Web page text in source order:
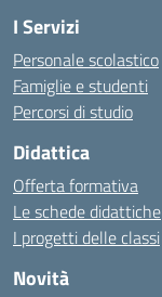
I Servizi
Personale scolastico
Famiglie e studenti
Percorsi di studio
Didattica
Offerta formativa
Le schede didattiche
I progetti delle classi
Novità